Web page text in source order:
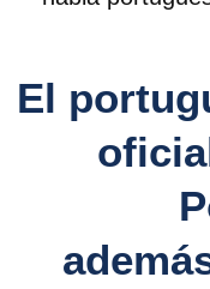
El